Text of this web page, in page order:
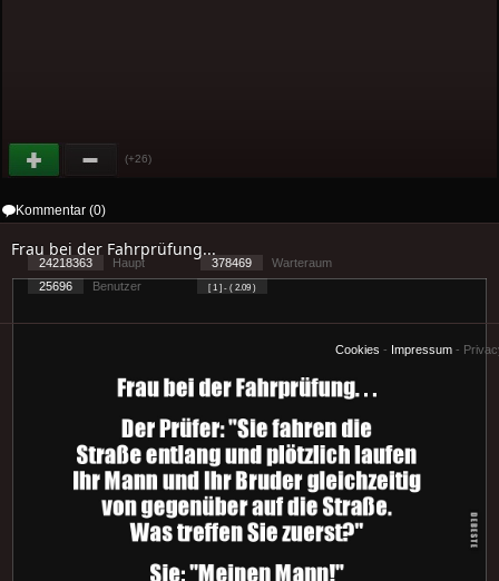
(+26)
Kommentar (0)
Frau bei der Fahrprüfung...
24218363 Haupt 378469
Warteraum
25696
Benutzer [ 1 ] - ( 2.09 )
Cookies - Impressum -